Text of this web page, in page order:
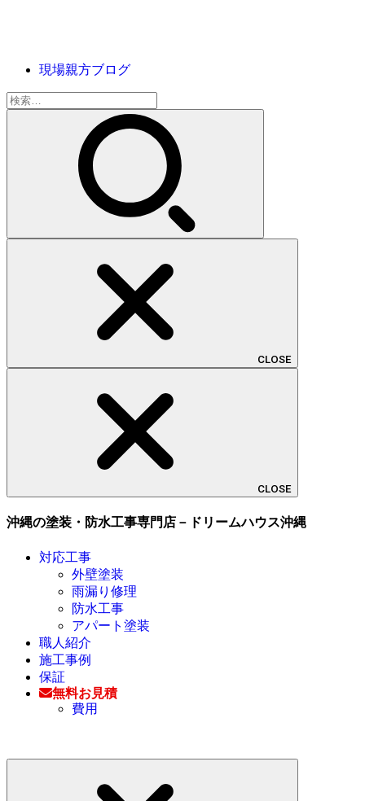
現場親方ブログ
検
索:
CLOSE
CLOSE
沖縄の塗装・防水工事専門店－ドリームハウス沖縄
対応工事
外壁塗装
雨漏り修理
防水工事
アパート塗装
職人紹介
施工事例
保証
無料お見積
費用